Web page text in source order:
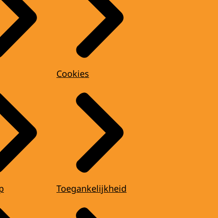
Cookies
Toegankelijkheid